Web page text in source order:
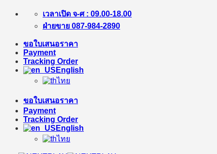
Skip
เวลาเปิด จ-ศ : 09.00-18.00
ฝ่ายขาย 087-984-2890
ขอใบเสนอราคา
Payment
Tracking Order
English
ไทย
ขอใบเสนอราคา
Payment
Tracking Order
English
ไทย